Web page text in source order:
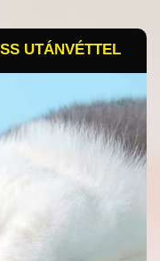
UTÁNVÉTTEL